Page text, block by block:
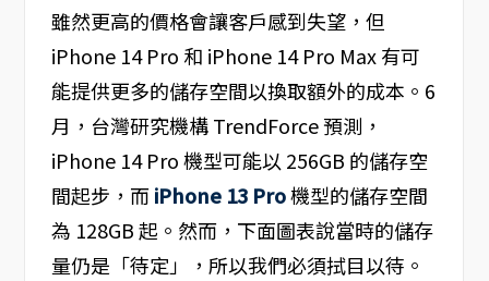
雖然更高的價格會讓客戶感到失望，但
iPhone 14 Pro 和 iPhone 14 Pro Max 有可
能提供更多的儲存空間以換取額外的成本。6
月，台灣研究機構 TrendForce 預測，
iPhone 14 Pro 機型可能以 256GB 的儲存空
間起步，而iPhone 13 Pro機型的儲存空間
為 128GB 起。然而，下面圖表說當時的儲存
量仍是「待定」，所以我們必須拭目以待。